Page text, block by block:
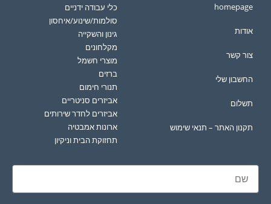
homepage
אודות
צור קשר
החשבון שלי
תשלום
תקנון האתר – תנאי שימוש
כלי עבודה ידניים
סולמות/שינוע/איחסון
גינון והשקייה
מקלחונים
מוצרי חשמל
ברזים
תנורי חימום
אביזרים סניטריים
אביזרים לחדר שירותים
ארונות אמבטיה
תחזוקת הבית וניקיון